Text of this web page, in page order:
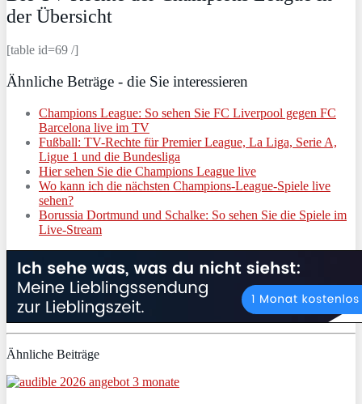
der Übersicht
[table id=69 /]
Ähnliche Beträge - die Sie interessieren
Champions League: So sehen Sie FC Liverpool gegen FC
Barcelona live im TV
Fußball: TV-Rechte für Premier League, La Liga, Serie A,
Ligue 1 und die Bundesliga
Hier sehen Sie die Champions League live
Wo kann ich die nächsten Champions-League-Spiele live
sehen?
Borussia Dortmund und Schalke: So sehen Sie die Spiele im
Live-Stream
Ähnliche Beiträge